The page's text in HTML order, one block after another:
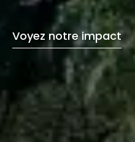
Voyez notre impact